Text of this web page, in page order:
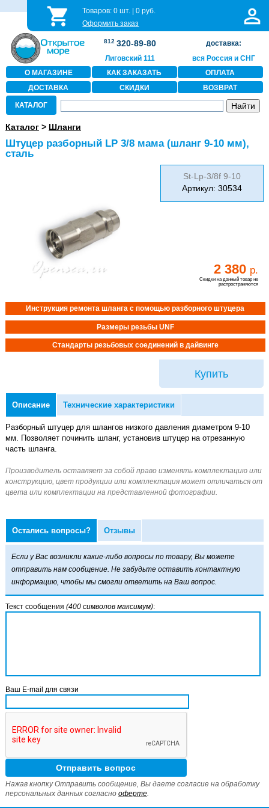
Товаров:0 шт. |0 руб.
Оформить заказ
812 320-89-80
Лиговский 111
доставка:
вся Россия и СНГ
О МАГАЗИНЕ
КАК ЗАКАЗАТЬ
ОПЛАТА
ДОСТАВКА
СКИДКИ ВОЗВРАТ
КАТАЛОГ
Каталог> Шланги
Штуцер разборный LP 3/8 мама (шланг 9-10 мм),
сталь
St-Lp-3/8f 9-10
Артикул: 30534
2 380 р.
Скидки на данный товар не
распространяются
Инструкция ремонта шланга с помощью разборного штуцера
Размеры резьбы UNF
Стандарты резьбовых соединений в дайвинге
Купить
Описание Технические характеристики
Разборный штуцер для шлангов низкого давления диаметром 9-10
мм. Позволяет починить шланг, установив штуцер на отрезанную
часть шланга.
Остались вопросы? Отзывы
Если у Вас возникли какие-либо вопросы по товару, Вы можете
отправить нам сообщение. Не забудьте оставить контактную
информацию, чтобы мы смогли ответить на Ваш вопрос.
Текст сообщения (400 символов максимум):
Ваш E-mail для связи
Нажав кнопку Отправить сообщение, Вы даете согласие на обработку
персональных данных согласно оферте.